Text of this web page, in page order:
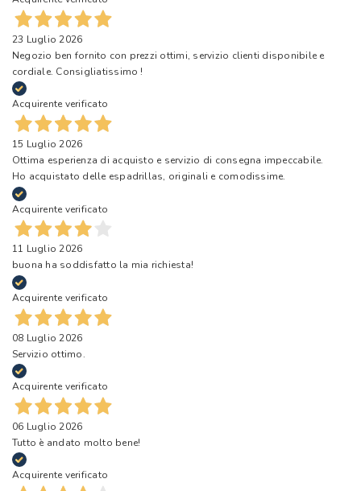
23 Luglio 2026
Negozio ben fornito con prezzi ottimi, servizio clienti disponibile e
cordiale. Consigliatissimo !
Acquirente verificato
15 Luglio 2026
Ottima esperienza di acquisto e servizio di consegna impeccabile.
Ho acquistato delle espadrillas, originali e comodissime.
Acquirente verificato
11 Luglio 2026
buona ha soddisfatto la mia richiesta!
Acquirente verificato
08 Luglio 2026
Servizio ottimo.
Acquirente verificato
06 Luglio 2026
Tutto è andato molto bene!
Acquirente verificato